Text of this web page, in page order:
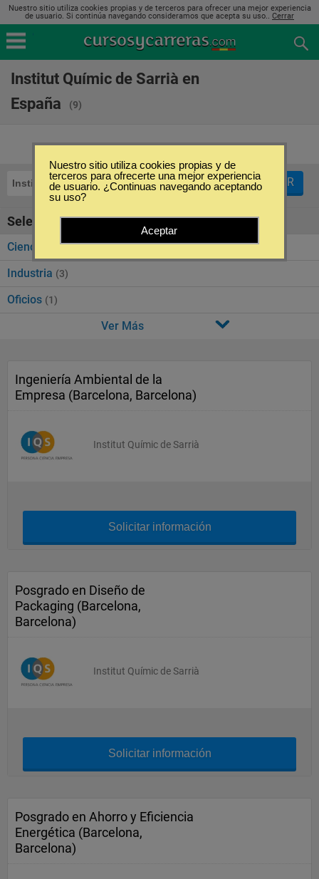
Nuestro sitio utiliza cookies propias y de terceros para ofrecer una mejor experiencia
de usuario. Si continúa navegando consideramos que acepta su uso.. Cerrar
Institut Químic de Sarrià en
España
(9)
Institut Químic de Sarrià FILTRAR
Seleccione la categoría
Ciencias Exactas y Naturales(4)
Industria (3)
Oficios (1)
Ver Más
Ingeniería Ambiental de la
Empresa (Barcelona, Barcelona)
Institut Químic de Sarrià
Solicitar información
Posgrado en Diseño de
Packaging (Barcelona,
Barcelona)
Institut Químic de Sarrià
Solicitar información
Posgrado en Ahorro y Eficiencia
Energética (Barcelona,
Barcelona)
Nuestro sitio utiliza cookies propias y de
terceros para ofrecerte una mejor experiencia
de usuario. ¿Continuas navegando aceptando
su uso?
Aceptar